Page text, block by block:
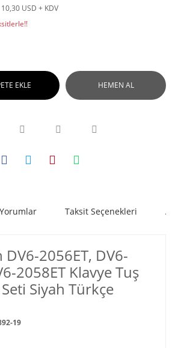
10,30 USD + KDV
EKLE HEMEN AL
Yorumlar Taksit Seçenekleri
2056ET, DV6-
2058ET Klavye Tuş
Seti Siyah Türkçe
19